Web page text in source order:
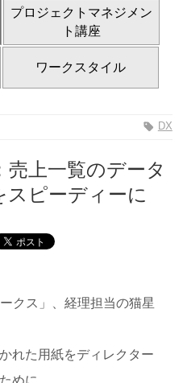
プロジェクトマネジメン
ト講座
ワークスタイル
DX
上一覧のデータ
スピーディーに
クス」、経理担当の猫星
れた用紙をディレクター